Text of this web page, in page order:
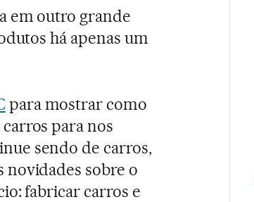
em outro grande
há apenas um
para mostrar como
para nos
sendo de carros,
novidades sobre o
fabricar carros e